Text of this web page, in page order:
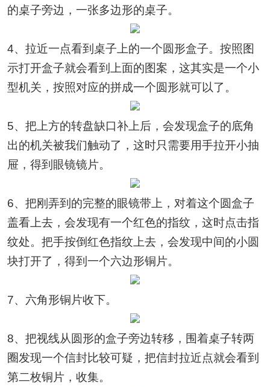
的桌子旁边，一张多边形的桌子。
4、拉近一点看到桌子上的一个圆形盒子。按照图
示打开盒子就会看到上面的图案，这其实是一个小
型机关，按照对应的拼成一个圆形就可以了。
5、把上方的转盘缺口补上后，会发现盒子的底角
出的机关被我们触动了，这时只需要用手拉开小抽
屉，得到眼镜镜片。
6、把刚弄到的完整的眼镜带上，对着这个圆盒子
盖看上去，会发现有一个红色的指纹，这时点击指
纹处。把手按倒红色指纹上去，会发现中间的小圆
块打开了，得到一个六边形铜片。
7、六角形铜片收下。
8、把视线从圆形的盒子旁边转移，围着桌子转两
圈发现一个信封比较可疑，把信封拉近点就会看到
第二枚铜片，收集。